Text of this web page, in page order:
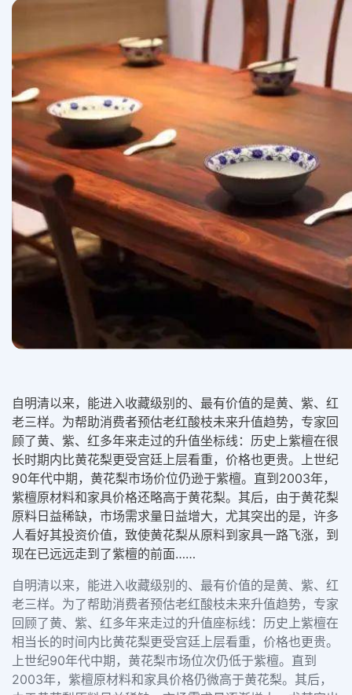
自明清以来，能进入收藏级别的、最有价值的是黄、紫、红
老三样。为帮助消费者预估老红酸枝未来升值趋势，专家回
顾了黄、紫、红多年来走过的升值坐标线：历史上紫檀在很
长时期内比黄花梨更受宫廷上层看重，价格也更贵。上世纪
90年代中期，黄花梨市场价位仍逊于紫檀。直到2003年，
紫檀原材料和家具价格还略高于黄花梨。其后，由于黄花梨
原料日益稀缺，市场需求量日益增大，尤其突出的是，许多
人看好其投资价值，致使黄花梨从原料到家具一路飞涨，到
现在已远远走到了紫檀的前面……
自明清以来，能进入收藏级别的、最有价值的是黄、紫、红
老三样。为了帮助消费者预估老红酸枝未来升值趋势，专家
回顾了黄、紫、红多年来走过的升值座标线：历史上紫檀在
相当长的时间内比黄花梨更受宫廷上层看重，价格也更贵。
上世纪90年代中期，黄花梨市场位次仍低于紫檀。直到
2003年，紫檀原材料和家具价格仍微高于黄花梨。其后，